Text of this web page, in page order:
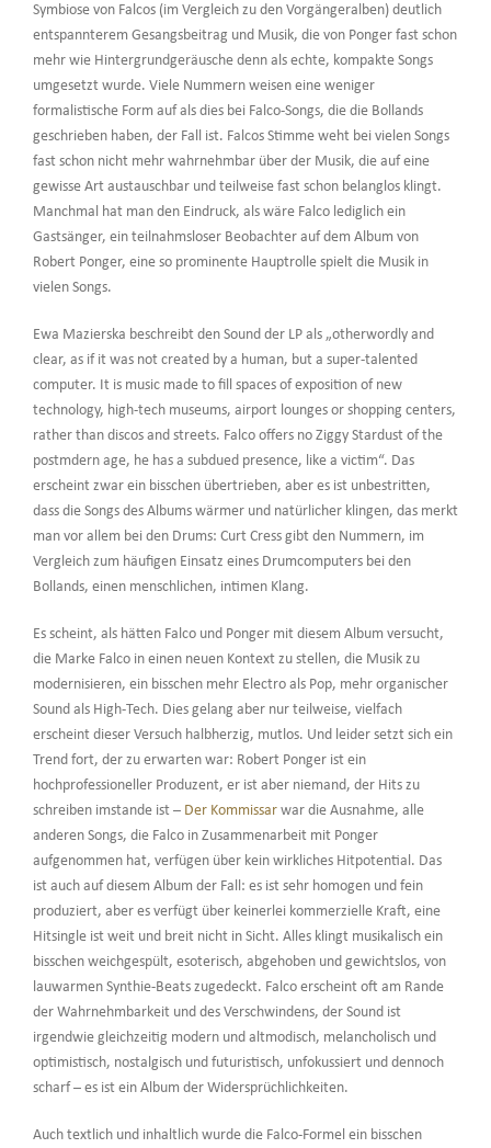
Symbiose von Falcos (im Vergleich zu den Vorgängeralben) deutlich
entspannterem Gesangsbeitrag und Musik, die von Ponger fast schon
mehr wie Hintergrundgeräusche denn als echte, kompakte Songs
umgesetzt wurde. Viele Nummern weisen eine weniger
formalistische Form auf als dies bei Falco-Songs, die die Bollands
geschrieben haben, der Fall ist. Falcos Stimme weht bei vielen Songs
fast schon nicht mehr wahrnehmbar über der Musik, die auf eine
gewisse Art austauschbar und teilweise fast schon belanglos klingt.
Manchmal hat man den Eindruck, als wäre Falco lediglich ein
Gastsänger, ein teilnahmsloser Beobachter auf dem Album von
Robert Ponger, eine so prominente Hauptrolle spielt die Musik in
vielen Songs.
Ewa Mazierska beschreibt den Sound der LP als „otherwordly and
clear, as if it was not created by a human, but a super-talented
computer. It is music made to fill spaces of exposition of new
technology, high-tech museums, airport lounges or shopping centers,
rather than discos and streets. Falco offers no Ziggy Stardust of the
postmdern age, he has a subdued presence, like a victim“. Das
erscheint zwar ein bisschen übertrieben, aber es ist unbestritten,
dass die Songs des Albums wärmer und natürlicher klingen, das merkt
man vor allem bei den Drums: Curt Cress gibt den Nummern, im
Vergleich zum häufigen Einsatz eines Drumcomputers bei den
Bollands, einen menschlichen, intimen Klang.
Es scheint, als hätten Falco und Ponger mit diesem Album versucht,
die Marke Falco in einen neuen Kontext zu stellen, die Musik zu
modernisieren, ein bisschen mehr Electro als Pop, mehr organischer
Sound als High-Tech. Dies gelang aber nur teilweise, vielfach
erscheint dieser Versuch halbherzig, mutlos. Und leider setzt sich ein
Trend fort, der zu erwarten war: Robert Ponger ist ein
hochprofessioneller Produzent, er ist aber niemand, der Hits zu
schreiben imstande ist – Der Kommissarwar die Ausnahme, alle
anderen Songs, die Falco in Zusammenarbeit mit Ponger
aufgenommen hat, verfügen über kein wirkliches Hitpotential. Das
ist auch auf diesem Album der Fall: es ist sehr homogen und fein
produziert, aber es verfügt über keinerlei kommerzielle Kraft, eine
Hitsingle ist weit und breit nicht in Sicht. Alles klingt musikalisch ein
bisschen weichgespült, esoterisch, abgehoben und gewichtslos, von
lauwarmen Synthie-Beats zugedeckt. Falco erscheint oft am Rande
der Wahrnehmbarkeit und des Verschwindens, der Sound ist
irgendwie gleichzeitig modern und altmodisch, melancholisch und
optimistisch, nostalgisch und futuristisch, unfokussiert und dennoch
scharf – es ist ein Album der Widersprüchlichkeiten.
Auch textlich und inhaltlich wurde die Falco-Formel ein bisschen